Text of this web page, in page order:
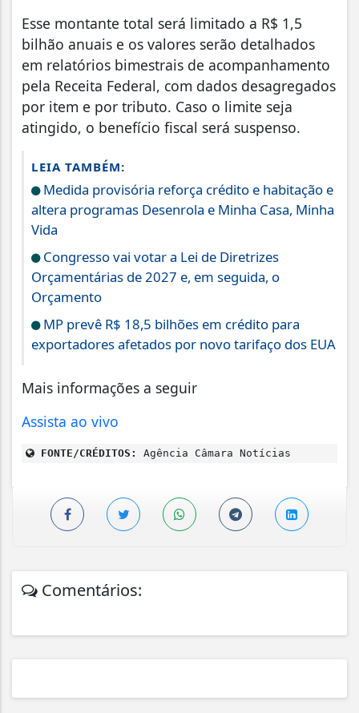
Esse montante total será limitado a R$ 1,5
bilhão anuais e os valores serão detalhados
em relatórios bimestrais de acompanhamento
pela Receita Federal, com dados desagregados
por item e por tributo. Caso o limite seja
atingido, o benefício fiscal será suspenso.
LEIA TAMBÉM:
Medida provisória reforça crédito e habitação e
altera programas Desenrola e Minha Casa, Minha
Vida
Congresso vai votar a Lei de Diretrizes
Orçamentárias de 2027 e, em seguida, o
Orçamento
MP prevê R$ 18,5 bilhões em crédito para
exportadores afetados por novo tarifaço dos EUA
Mais informações a seguir
Assista ao vivo
FONTE/CRÉDITOS: Agência Câmara Notícias
Comentários: